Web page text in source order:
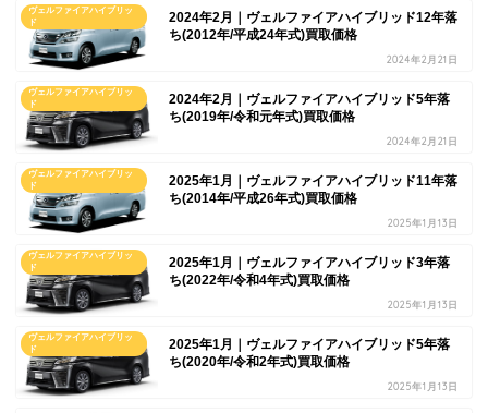
ヴェルファイアハイブリッ
ド
2024年2月｜ヴェルファイアハイブリッド12年落
ち(2012年/平成24年式)買取価格
2024年2月21日
ヴェルファイアハイブリッ
ド
2024年2月｜ヴェルファイアハイブリッド5年落
ち(2019年/令和元年式)買取価格
2024年2月21日
ヴェルファイアハイブリッ
ド
2025年1月｜ヴェルファイアハイブリッド11年落
ち(2014年/平成26年式)買取価格
2025年1月13日
ヴェルファイアハイブリッ
ド
2025年1月｜ヴェルファイアハイブリッド3年落
ち(2022年/令和4年式)買取価格
2025年1月13日
ヴェルファイアハイブリッ
ド
2025年1月｜ヴェルファイアハイブリッド5年落
ち(2020年/令和2年式)買取価格
2025年1月13日